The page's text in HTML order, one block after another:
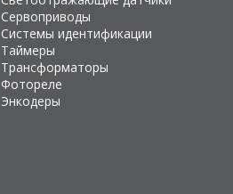
Сервоприводы
Системы идентификации
Таймеры
Трансформаторы
Фотореле
Энкодеры